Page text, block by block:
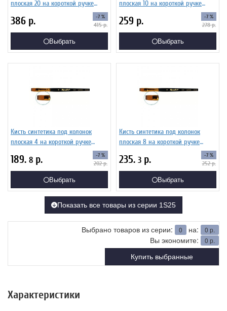
плоская 20 на короткой ручке
386 р. -7 %
415р.
Выбрать
плоская 10 на короткой ручке
259 р. -7 %
278р.
Выбрать
Кисть синтетика под колонок
плоская 4 на короткой ручке
189. 8 р. -7 %
202р.
Выбрать
Кисть синтетика под колонок
плоская 8 на короткой ручке
235. 3 р. -7 %
252р.
Выбрать
Показать все товары из серии 1S25
Выбрано товаров из серии: 0 на: 0 р.
Вы экономите: 0 р.
Купить выбранные
Характеристики